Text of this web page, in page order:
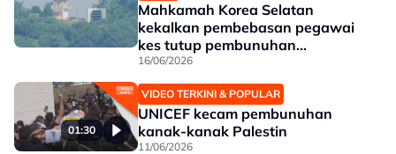
Mahkamah Korea Selatan
kekalkan pembebasan pegawai
kes tutup pembunuhan
sempadan 2020
16/06/2026
01:30
VIDEO TERKINI & POPULAR
UNICEF kecam pembunuhan
kanak-kanak Palestin
11/06/2026